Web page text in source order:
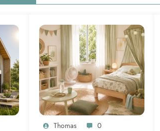
Thomas 0